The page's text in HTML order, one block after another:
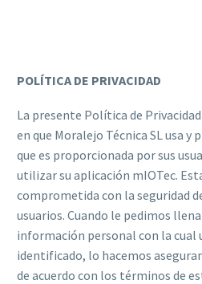
POLÍTICA DE PRIVACIDAD
La presente Política de
en que Moralejo Técnica SL usa
que es proporcionada por sus
utilizar su aplicación mIOTec.
comprometida con la seguridad
usuarios. Cuando le pedimos
información personal con la cual
identificado, lo hacemos
de acuerdo con los términos de